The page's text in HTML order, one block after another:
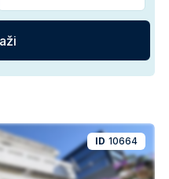
ID 10664